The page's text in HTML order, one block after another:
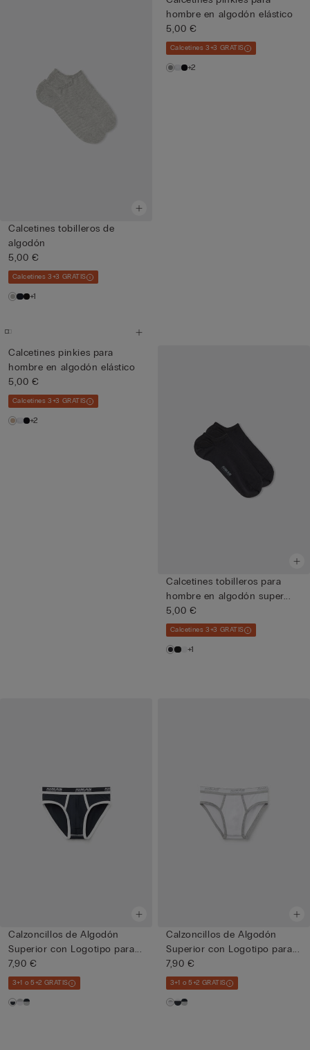
Calcetines tobilleros de
algodón
5,00 €
Calcetines 3+3 GRATIS
+1
hombre en algodón elástico
5,00 €
Calcetines 3+3 GRATIS
+2
Calcetines pinkies para
hombre en algodón elástico
5,00 €
Calcetines 3+3 GRATIS
+2
Calcetines tobilleros para
hombre en algodón super...
5,00 €
Calcetines 3+3 GRATIS
+1
Calzoncillos de Algodón
Superior con Logotipo para...
7,90 €
3+1 o 5+2 GRATIS
Calzoncillos de Algodón
Superior con Logotipo para...
7,90 €
3+1 o 5+2 GRATIS